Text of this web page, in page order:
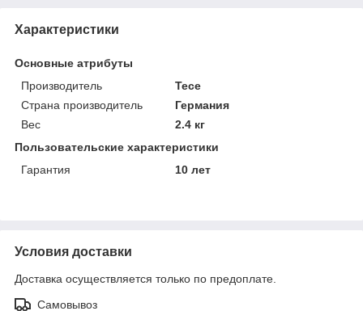
Характеристики
Основные атрибуты
Производитель
Tece
Страна производитель
Германия
Вес
2.4 кг
Пользовательские характеристики
Гарантия
10 лет
Условия доставки
Доставка осуществляется только по предоплате.
Самовывоз